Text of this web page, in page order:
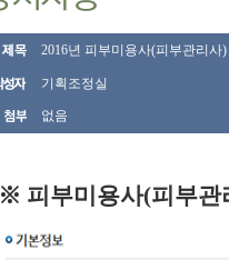
2016년 피부미용사(피부관리사
기획조정실
없음
※ 피부미용사(피부관